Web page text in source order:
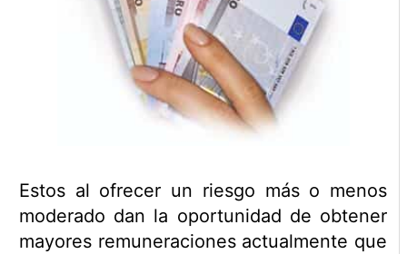
Estos al ofrecer un riesgo más o menos
moderado dan la oportunidad de obtener
mayores remuneraciones actualmente que